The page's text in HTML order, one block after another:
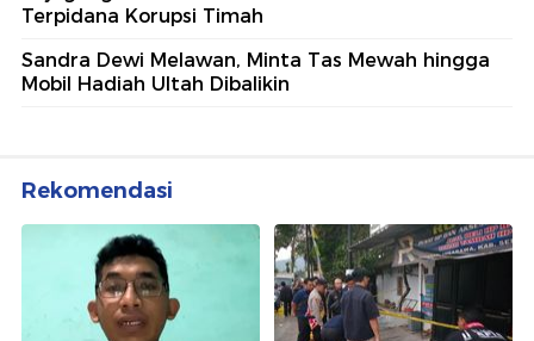
Terpidana Korupsi Timah
Sandra Dewi Melawan, Minta Tas Mewah hingga
Mobil Hadiah Ultah Dibalikin
Rekomendasi